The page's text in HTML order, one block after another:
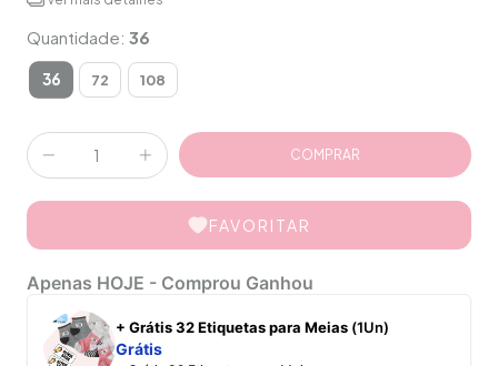
Quantidade: 36
36 72 108
FAVORITAR
Apenas HOJE - Comprou Ganhou
+ Grátis 32 Etiquetas para Meias (1Un)
Grátis